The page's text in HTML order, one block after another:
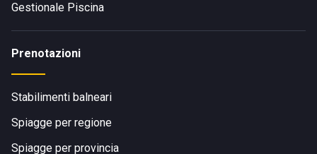
Gestionale Piscina
Prenotazioni
Stabilimenti balneari
Spiagge per regione
Spiagge per provincia